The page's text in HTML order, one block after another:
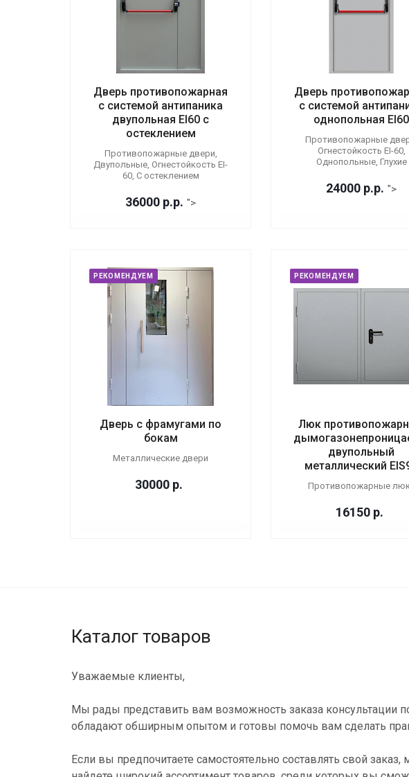
Дверь противопожарная
с системой антипаника
двупольная EI60 с
остеклением
Противопожарные двери,
Двупольные, Огнестойкость EI-
60, С остеклением
36000 р.р. ">
Дверь
с системой
однопольная EI60
Противопожарные
Огнестойкость EI-60,
Однопольные, Глухие
24000 р.р. ">
РЕКОМЕНДУЕМ
Дверь с фрамугами по
бокам
Металлические двери
30000 р.
РЕКОМЕНДУЕМ
Люк
двупольный
металлический
Противопожарные
16150 р.
Каталог товаров
Уважаемые клиенты,
Мы рады представить вам возможность заказа
обладают обширным опытом и готовы помочь вам сделать
Если вы предпочитаете самостоятельно составлять свой